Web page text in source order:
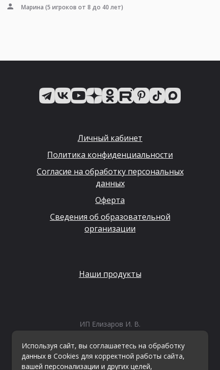
Марина (5 игроков от 8 до 40 лет)
Личный кабинет
Политика конфиденциальности
Согласие на обработку персональных
данных
Оферта
Сведения об образовательной
организации
Наши продукты
ИП Елизаров И. В.
ОГРНИП: 315665800057162
Эл. почта:info@kvestiks.ru
Используя сайт, вы соглашаетесь на обработку
данных в Cookies для корректной работы сайта,
вашей персонализации и других целей,